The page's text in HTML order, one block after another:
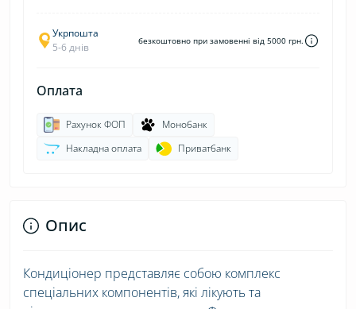
Укрпошта
5-6 днів
безкоштовно при замовенні від 5000 грн.
Оплата
Рахунок ФОП
Монобанк
Накладна оплата
Приватбанк
Опис
Кондиціонер представляє собою комплекс
спеціальних компонентів, які лікують та